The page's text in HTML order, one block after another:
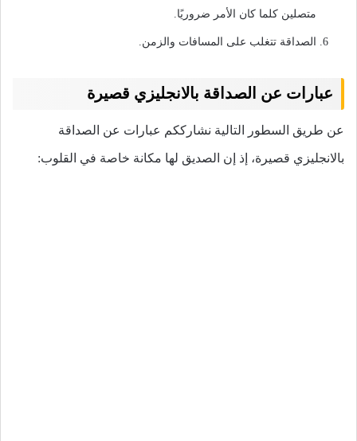
متصلين كلما كان الأمر ضروريًا.
الصداقة تتغلب على المسافات والزمن.
عبارات عن الصداقة بالانجليزي قصيرة
عن طريق السطور التالية نشارككم عبارات عن الصداقة
بالانجليزي قصيرة، إذ إن الصديق لها مكانة خاصة في القلوب: